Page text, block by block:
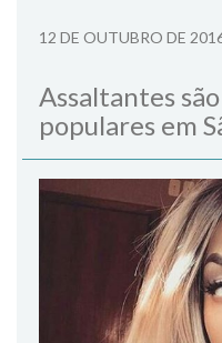
12 DE OUTUBRO DE
Assaltantes
populares em